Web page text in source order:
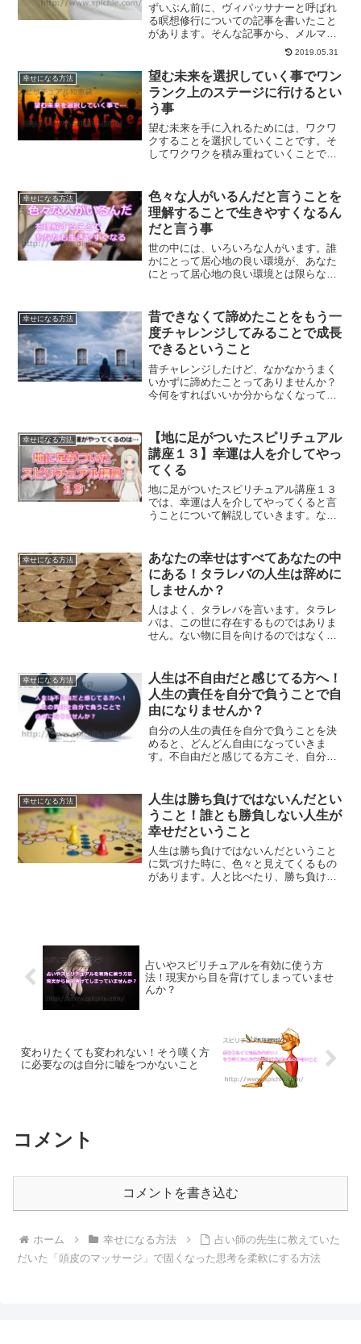
ずいぶん前に、ヴィパッサナーと呼ばれ
る瞑想修行についての記事を書いたこと
があります。そんな記事から、メルマガ
の読者の方がヴィパッサナーの修行に行
かれ、そして体験記をメールで送ってく
ださいました。 10日間の瞑想修行とは、
一体どんなもので彼女...
2019.05.31
幸せになる方法
望む未来を選択していく事でワン
ランク上のステージに行けるとい
う事
望む未来を手に入れるためには、ワクワ
クすることを選択していくことです。そ
してワクワクを積み重ねていくことで、
のかについて、ご紹介します。
幸せになる方法
色々な人がいるんだと言うことを
理解することで生きやすくなるん
だと言う事
世の中には、いろいろな人がいます。誰
かにとって居心地の良い環境が、あなた
にとって居心地の良い環境とは限らない
くなるということについて、解説しま
す。
幸せになる方法
昔できなくて諦めたことをもう一
度チャレンジしてみることで成長
できるということ
昔チャレンジしたけど、なかなかうまく
いかずに諦めたことってありませんか？
今何をすればいいか分からなくなってし
べき時なのです。成長するためにはどう
したらいいのかについて、解説していき
ます。
幸せになる方法
【地に足がついたスピリチュアル
講座１３】幸運は人を介してやっ
てくる
地に足がついたスピリチュアル講座１３
では、幸運は人を介してやってくると言
うことについて解説していきます。なん
幸せになる方法
あなたの幸せはすべてあなたの中
にある！タラレバの人生は辞めに
しませんか？
人はよく、タラレバを言います。タラレ
バは、この世に存在するものではありま
せん。ない物に目を向けるのではなく、
生は幸せな人生になっていくはずです。
幸せになる方法
人生は不自由だと感じてる方へ！
人生の責任を自分で負うことで自
由になりませんか？
自分の人生の責任を自分で負うことを決
めると、どんどん自由になっていきま
す。不自由だと感じてる方こそ、自分の
軸で生きられるようになる方法です。
幸せになる方法
人生は勝ち負けではないんだとい
うこと！誰とも勝負しない人生が
幸せだということ
人生は勝ち負けではないんだということ
に気づけた時に、色々と見えてくるもの
があります。人と比べたり、勝ち負けで
占いやスピリチュアルを有効に使う方
法！現実から目を背けてしまっていませ
んか？
変わりたくても変われない！そう嘆く方
に必要なのは自分に嘘をつかないこと
コメント
コメントを書き込む
ホーム 幸せになる方法
占い師の先生に教えていた
だいた「頭皮のマッサージ」で固くなった思考を柔軟にする方法